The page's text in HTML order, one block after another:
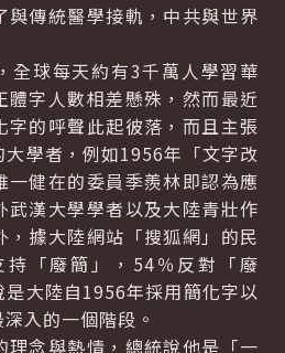
與傳統醫學接軌，中共與世界
球每天約有3千萬人學習華
字人數相差懸殊，然而最近
字的呼聲此起彼落，而且主張
學者，例如1956年「文字改
一健在的委員季羨林即認為應
武漢大學學者以及大陸青壯作
，據大陸網站「搜狐網」的民
「廢簡」，54％反對「廢
大陸自1956年採用簡化字以
入的一個階段。
念與熱情，總統說他是「一